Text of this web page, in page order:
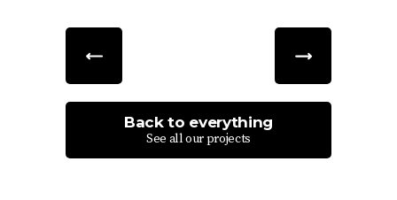
Back to everything
See all our projects